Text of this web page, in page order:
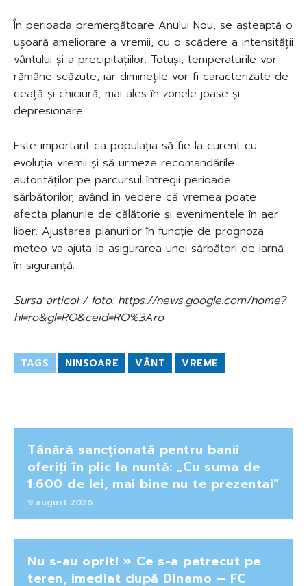
În perioada premergătoare Anului Nou, se așteaptă o
ușoară ameliorare a vremii, cu o scădere a intensității
vântului și a precipitațiilor. Totuși, temperaturile vor
rămâne scăzute, iar diminețile vor fi caracterizate de
ceață și chiciură, mai ales în zonele joase și
depresionare.
Este important ca populația să fie la curent cu
evoluția vremii și să urmeze recomandările
autorităților pe parcursul întregii perioade
sărbătorilor, având în vedere că vremea poate
afecta planurile de călătorie și evenimentele în aer
liber. Ajustarea planurilor în funcție de prognoza
meteo va ajuta la asigurarea unei sărbători de iarnă
în siguranță.
Sursa articol / foto: https://news.google.com/home?
hl=ro&gl=RO&ceid=RO%3Aro
TAGS NINSOARE VÂNT VREME
Tânără sancționată pentru banii
oferiți în plic la nuntă: „Cu suma de
1.600 de lei, mai bine nu te prezentai”
9 august 2026
Nu s-au oprit! » Ce s-a petrecut pe
teren, imediat după Dinamo – FC